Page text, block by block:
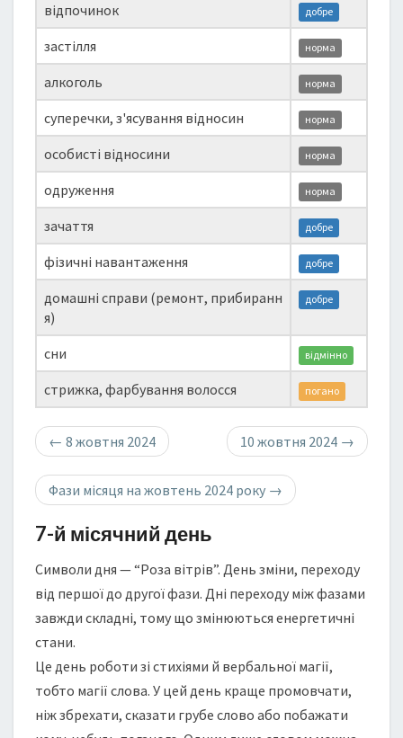
відпочинок добре
застілля норма
алкоголь норма
суперечки, з'ясування відносин норма
особисті відносини норма
одруження норма
зачаття добре
фізичні навантаження добре
домашні справи (ремонт, прибиранн
я)
добре
сни відмінно
стрижка, фарбування волосся погано
← 8 жовтня 2024 10 жовтня 2024 →
Фази місяця на жовтень 2024 року →
7-й місячний день
Символи дня — “Роза вітрів”. День зміни, переходу
від першої до другої фази. Дні переходу між фазами
завжди складні, тому що змінюються енергетичні
стани.
Це день роботи зі стихіями й вербальної магії,
тобто магії слова. У цей день краще промовчати,
ніж збрехати, сказати грубе слово або побажати